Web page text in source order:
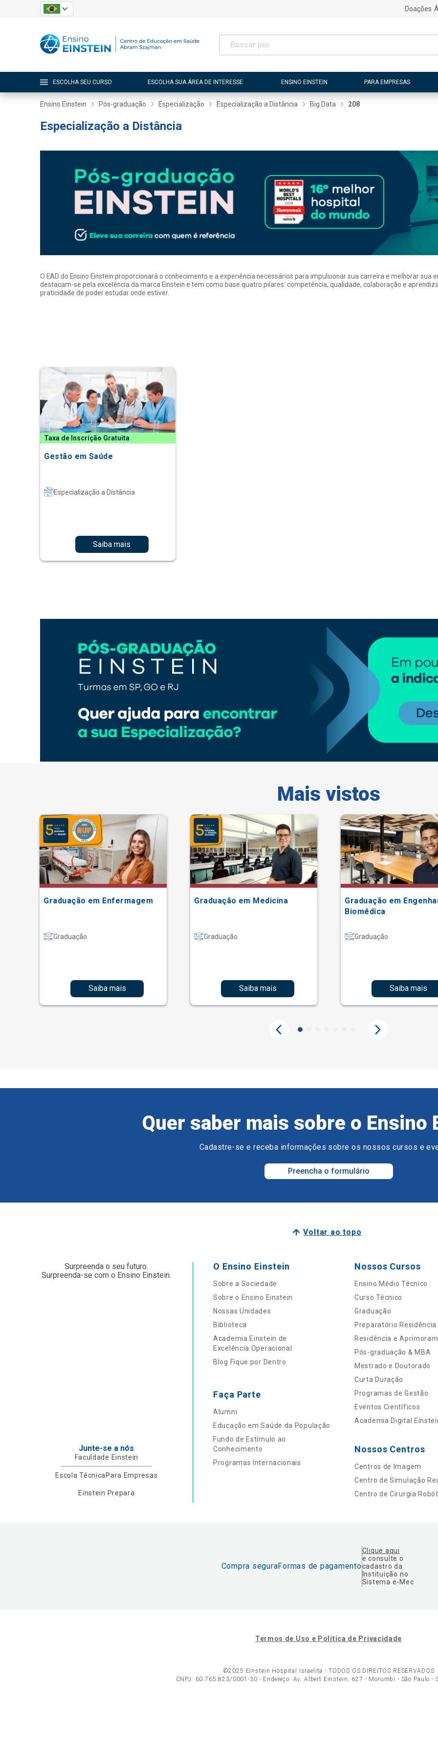
Doações
ESCOLHA SEU CURSO ESCOLHA SUA ÁREA DE INTERESSE ENSINO EINSTEIN PARA EMPRESAS
Ensino Einstein Pós-graduação Especialização Especialização a Distância Big Data 208
Especialização a Distância
O EAD do Ensino Einstein proporcionará o conhecimento e a experiência necessários para impulsionar sua carreira e melhorar
destacam-se pela excelência da marca Einstein e tem como base quatro pilares: competência, qualidade, colaboração e
praticidade de poder estudar onde estiver.
Taxa de Inscrição Gratuita
Gestão em Saúde
Especialização a Distância
Saiba mais
Mais vistos
Graduação em Enfermagem
Graduação
Saiba mais
Graduação em Medicina
Graduação
Saiba mais
Graduação em
Biomédica
Graduação
Saiba mais
Quer saber mais sobre o Ensino
Cadastre-se e receba informações sobre os nossos cursos e
Preencha o formulário
Voltar ao topo
Surpreenda o seu futuro.
Surpreenda-se com o Ensino Einstein.
Junte-se a nós
Faculdade Einstein
Escola TécnicaPara Empresas
Einstein Prepara
O Ensino Einstein
Sobre a Sociedade
Sobre o Ensino Einstein
Nossas Unidades
Biblioteca
Academia Einstein de
Excelência Operacional
Blog Fique por Dentro
Faça Parte
Alumni
Educação em Saúde da População
Fundo de Estímulo ao
Conhecimento
Programas Internacionais
Nossos Cursos
Ensino Médio Técnico
Curso Técnico
Graduação
Preparatório Residência
Residência e
Pós-graduação & MBA
Mestrado e Doutorado
Curta Duração
Programas de Gestão
Eventos Científicos
Academia Digital
Nossos Centros
Centros de Imagem
Centro de Simulação
Centro de Cirurgia
Compra seguraFormas de pagamento
Clique aqui
e consulte o
cadastro da
Instituição no
Sistema e-Mec
Termos de Uso e Política de Privacidade
©2025 Einstein Hospital Israelita - TODOS OS DIREITOS RESERVADOS
CNPJ: 60.765.823/0001-30 - Endereço: Av. Albert Einstein, 627 - Morumbi - São Paulo -